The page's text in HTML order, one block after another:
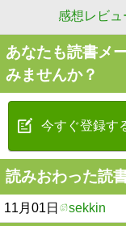
感想レビュ
あなたも読書メ
みませんか？
今すぐ登録す
読みおわった読
11月01日 sekkin